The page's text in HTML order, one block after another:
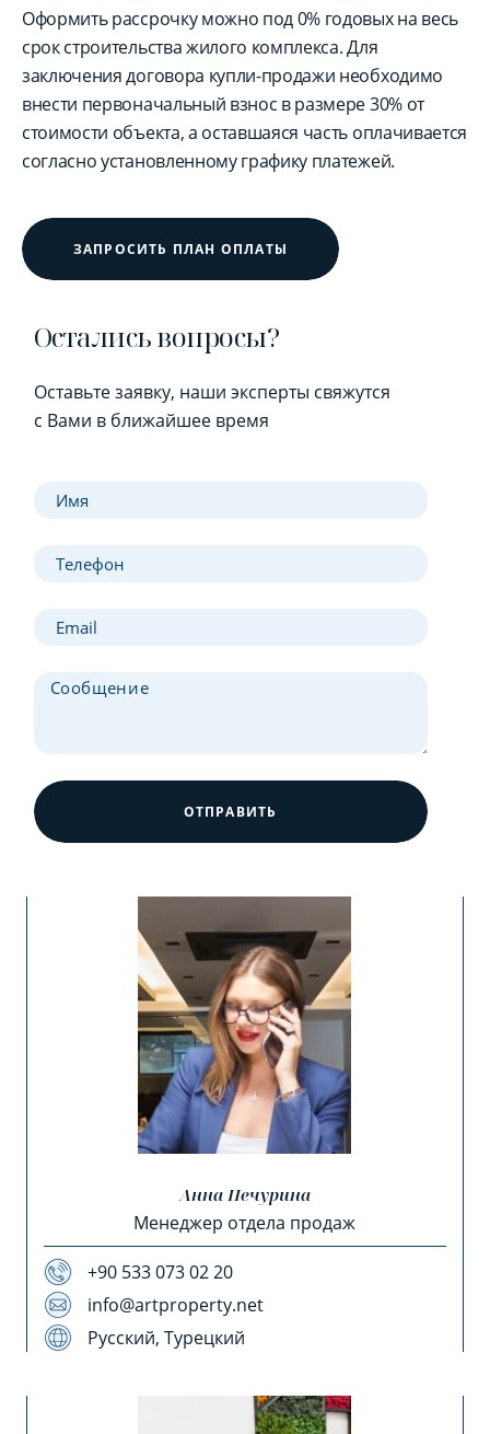
Оформить рассрочку можно под 0% годовых на весь
срок строительства жилого комплекса. Для
заключения договора купли-продажи необходимо
внести первоначальный взнос в размере 30% от
стоимости объекта, а оставшаяся часть оплачивается
согласно установленному графику платежей.
ЗАПРОСИТЬ ПЛАН ОПЛАТЫ
Остались вопросы?
Оставьте заявку, наши эксперты свяжутся
с Вами в ближайшее время
ОТПРАВИТЬ
Анна Печурина
Менеджер отдела продаж
+90 533 073 02 20
info@artproperty.net
Русский, Турецкий